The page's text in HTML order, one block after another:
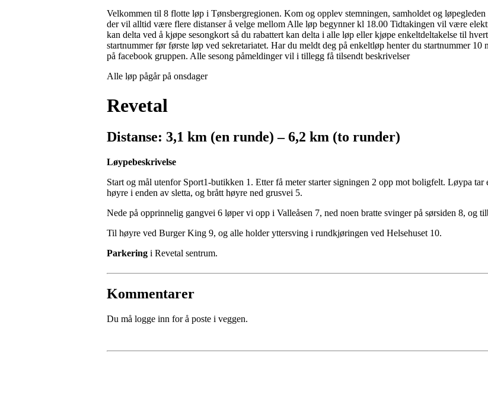
Velkommen til 8 flotte løp i Tønsbergregionen. Kom og opplev stemningen, samholdet og
der vil alltid være flere distanser å velge mellom Alle løp begynner kl 18.00 Tidtakingen vil være
kan delta ved å kjøpe sesongkort så du rabattert kan delta i alle løp eller kjøpe enkeltdeltakelse til
startnummer før første løp ved sekretariatet. Har du meldt deg på enkeltløp henter du startnummer
på facebook gruppen. Alle sesong påmeldinger vil i tillegg få tilsendt beskrivelser
Alle løp pågår på onsdager
Revetal
Distanse: 3,1 km (en runde) – 6,2 km (to runder)
Løypebeskrivelse
Start og mål utenfor Sport1-butikken 1. Etter få meter starter signingen 2 opp mot boligfelt. Løypa
høyre i enden av sletta, og brått høyre ned grusvei 5.
Nede på opprinnelig gangvei 6 løper vi opp i Valleåsen 7, ned noen bratte svinger på sørsiden 8, og
Til høyre ved Burger King 9, og alle holder yttersving i rundkjøringen ved Helsehuset 10.
Parkering i Revetal sentrum.
Kommentarer
Du må logge inn for å poste i veggen.